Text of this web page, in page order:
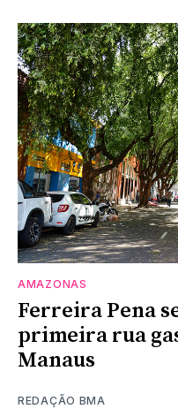
AMAZONAS
Ferreira Pena
primeira rua
Manaus
REDAÇÃO BMA